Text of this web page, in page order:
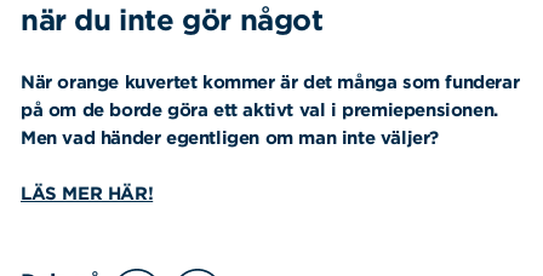
när du inte gör något
När orange kuvertet kommer är det många som funderar
på om de borde göra ett aktivt val i premiepensionen.
Men vad händer egentligen om man inte väljer?
LÄS MER HÄR!